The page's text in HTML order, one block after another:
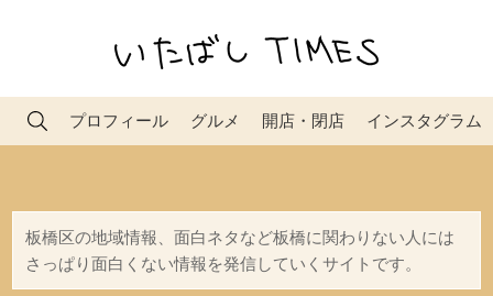
プロフィール グルメ 開店・閉店 インスタグラム
板橋区の地域情報、面白ネタなど板橋に関わりない人には
さっぱり面白くない情報を発信していくサイトです。